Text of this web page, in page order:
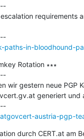
---------------------------------------------
paths-in-bloodhound-
Rotation ∗∗∗
wir gestern neue PGP
generiert und
---------------------------------------------
austria-pgp-
durch CERT.at am